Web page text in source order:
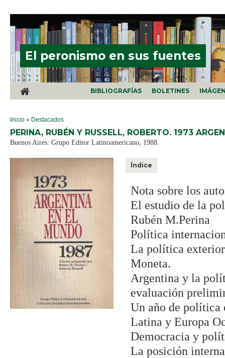
El peronismo en sus fuentes
BIBLIOGRAFÍAS BOLETINES
SE ENCUENTRA USTED AQUÍ
Inicio » Destacados
PERINA, RUBÉN Y RUSSELL, ROBERTO. 1973
Buenos Aires: Grupo Editor Latinoamericano, 1988.
Índice
Nota sobre los
El estudio de la
Rubén M.Perina
Política
La política
Moneta.
Argentina y la
evaluación
Un año de política
Latina y Europa
Democracia y
La posición